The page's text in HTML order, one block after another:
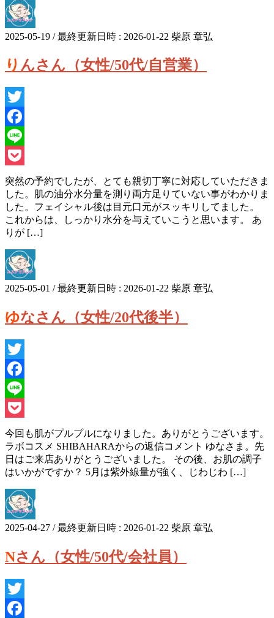
2025-05-19 / 最終更新日時 : 2026-01-22 柴原 章弘
りんさん（女性/50代/自営業）
Twitter
Facebook
Line
Pocket
突然の予約でしたが、とても親切丁寧に対応していただきま
した。肌の油分水分量を測り両方足りていない事がわかりま
した。フェイシャル後は目元口元がスッキリしてました。
これからは、しっかり水分を与えていこうと思います。 あ
りが […]
2025-05-01 / 最終更新日時 : 2026-01-22 柴原 章弘
ゆなさん（女性/20代後半）
Twitter
Facebook
Line
Pocket
今回も肌がプルプルになりました。ありがとうございます。
ラボコスメ SHIBAHARAからの返信コメント ゆなさま。先
日はご来店ありがとうございました。 その後、お肌の調子
はいかがですか？ 5月は紫外線量が強く、じわじわ […]
2025-04-27 / 最終更新日時 : 2026-01-22 柴原 章弘
Nさん（女性/50代/会社員）
Twitter